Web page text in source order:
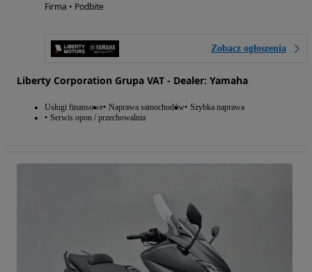
Firma • Podbite
Zobacz ogłoszenia
Liberty Corporation Grupa VAT - Dealer: Yamaha
Usługi finansowe Naprawa samochodów Szybka naprawa
Serwis opon / przechowalnia